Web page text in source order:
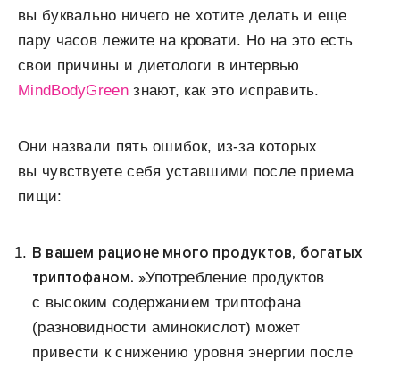
вы буквально ничего не хотите делать и еще
пару часов лежите на кровати. Но на это есть
свои причины и диетологи в интервью
MindBodyGreenзнают, как это исправить.
Они назвали пять ошибок, из-за которых
вы чувствуете себя уставшими после приема
пищи:
В вашем рационе много продуктов, богатых
триптофаном. »Употребление продуктов
с высоким содержанием триптофана
(разновидности аминокислот) может
привести к снижению уровня энергии после